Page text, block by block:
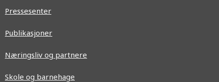
Pressesenter
Publikasjoner
Næringsliv og partnere
Skole og barnehage